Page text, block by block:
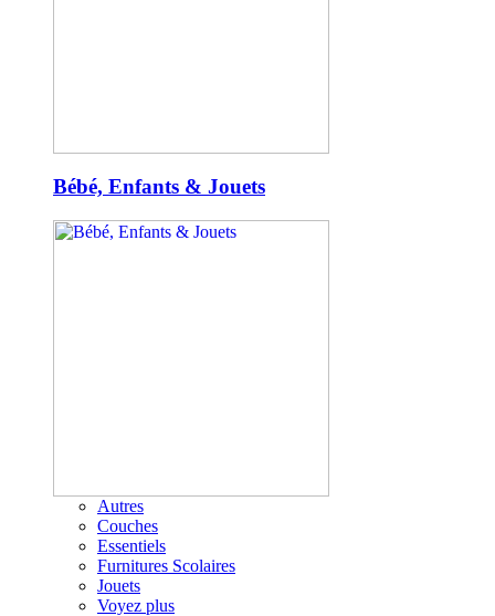
Bébé, Enfants & Jouets
Autres
Couches
Essentiels
Furnitures Scolaires
Jouets
Voyez plus